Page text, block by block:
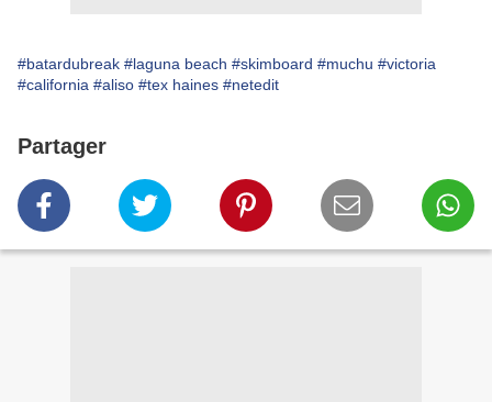
#batardubreak #laguna beach #skimboard #muchu #victoria
#california #aliso #tex haines #netedit
Partager